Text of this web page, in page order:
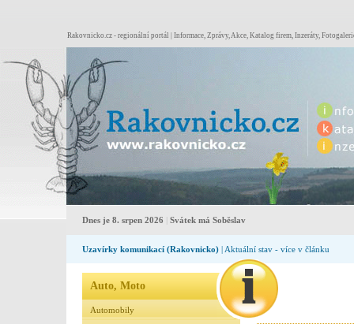
Rakovnicko.cz - regionální portál | Informace, Zprávy, Akce, Katalog firem, Inzeráty,
Dnes je 8. srpen 2026 Svátek má Soběslav
Uzavírky komunikací (Rakovnicko) | Aktuální stav - více v článku
Auto, Moto
Automobily